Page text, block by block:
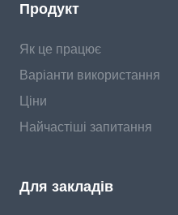
Продукт
Як це працює
Варіанти використання
Ціни
Найчастіші запитання
Для закладів